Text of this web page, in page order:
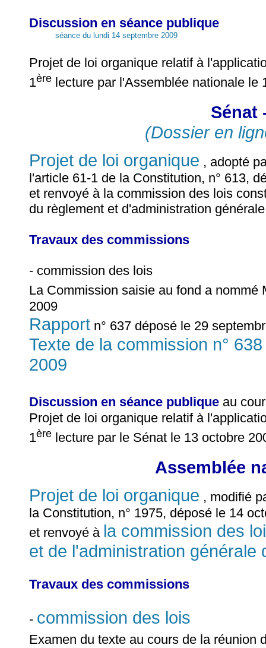
Discussion en séance publique
séance du lundi 14 septembre 2009
Projet de loi organique relatif à
1ère lecture par l'Assemblée nationale le
Sénat
(Dossier en
Projet de loi organique , adopté
l'article 61-1 de la Constitution, n° 613,
et renvoyé à la commission des lois
du règlement et d'administration générale
Travaux des commissions
- commission des lois
La Commission saisie au fond a nommé
2009
Rapport n° 637 déposé le 29
Texte de la commission n°
2009
Discussion en séance publique au
Projet de loi organique relatif à
1ère lecture par le Sénat le 13 octobre
Assemblée
Projet de loi organique , modifié
la Constitution, n° 1975, déposé le 14
et renvoyé à la commission des
et de l'administration générale
Travaux des commissions
- commission des lois
Examen du texte au cours de la réunion